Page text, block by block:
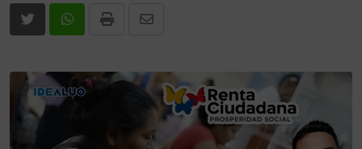
Print
Share